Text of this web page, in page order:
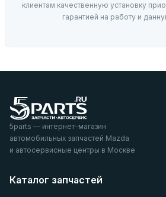
клиентам качественную установку
гарантией на работу и
5parts — интернет-магазин
автомобильных запчастей Mazda
и автосервисные центры в Москве
Каталог запчастей